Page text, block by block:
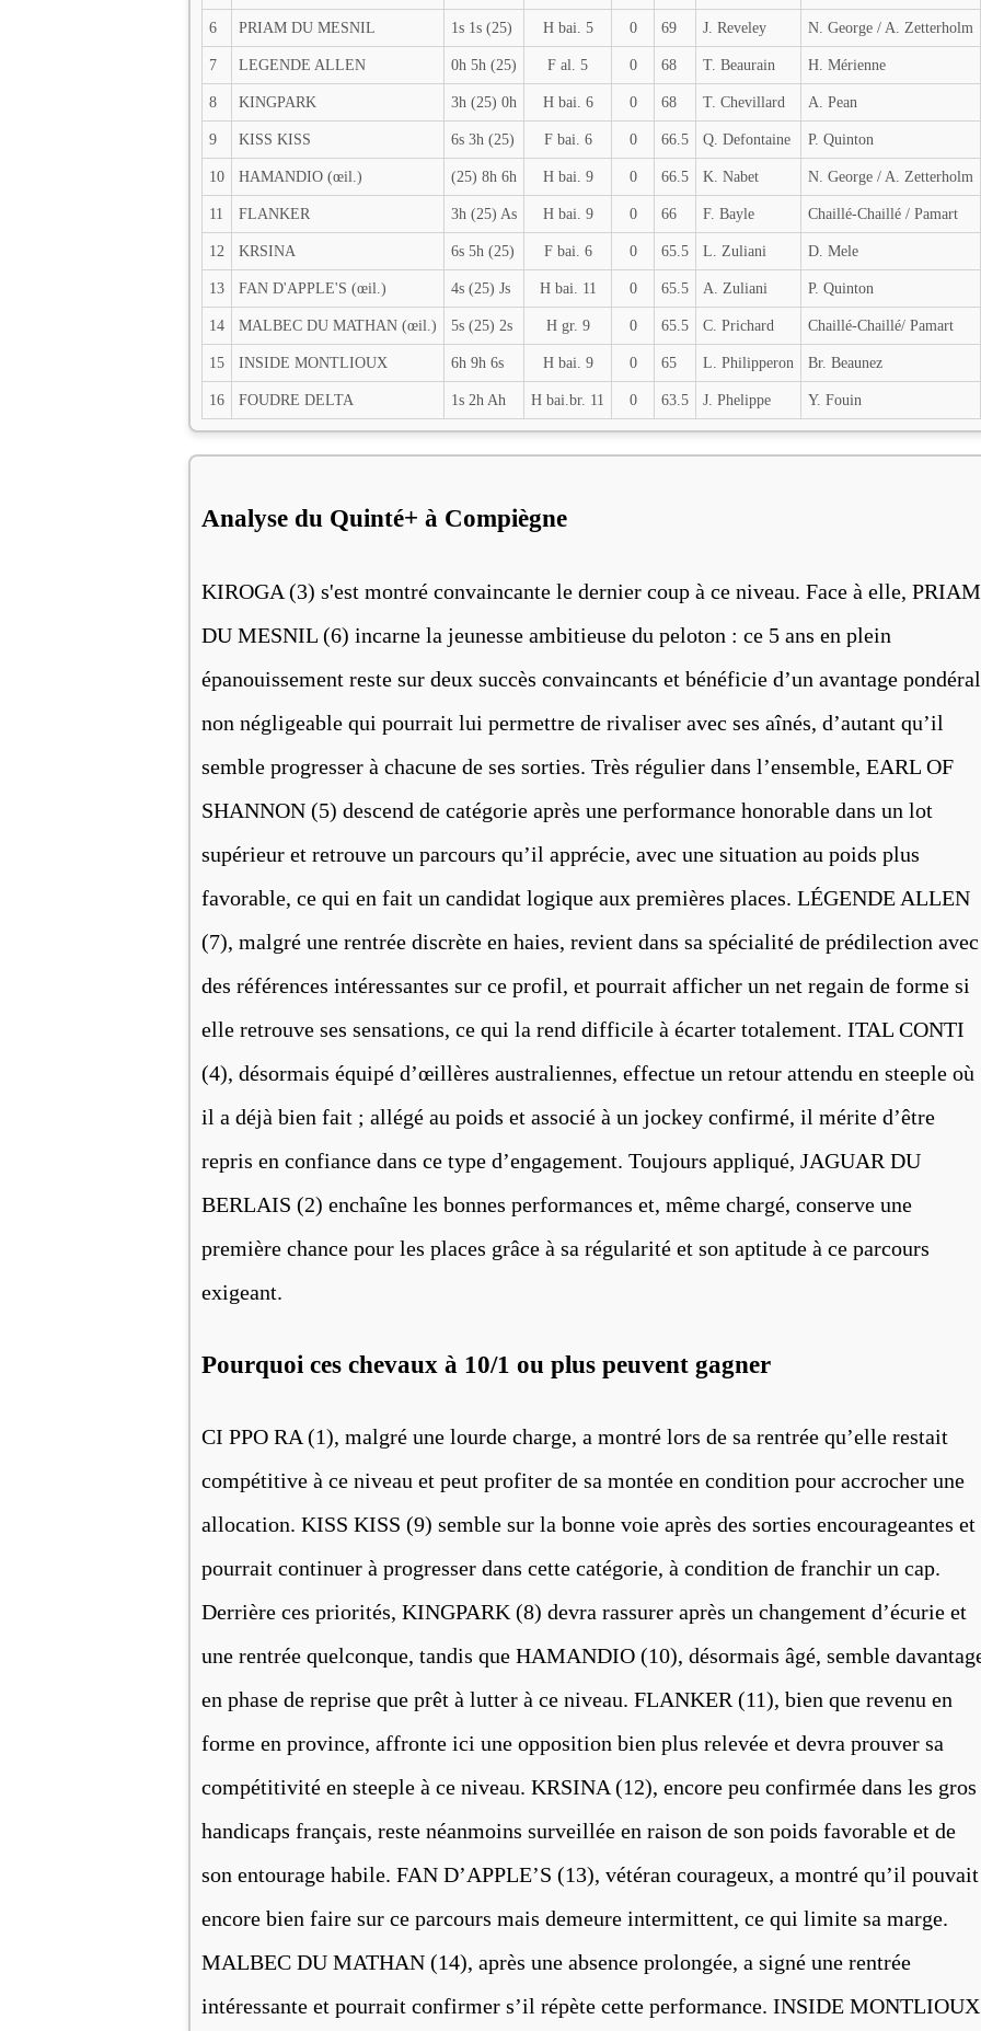
6 PRIAM DU MESNIL 1s 1s (25) H bai. 5 0 69 J. Reveley N. George / A. Zetterholm
7 LEGENDE ALLEN 0h 5h (25) F al. 5 0 68 T. Beaurain H. Mérienne
8 KINGPARK 3h (25) 0h H bai. 6 0 68 T. Chevillard A. Pean
9 KISS KISS 6s 3h (25) F bai. 6 0 66.5 Q. Defontaine P. Quinton
10 HAMANDIO (œil.) (25) 8h 6h H bai. 9 0 66.5 K. Nabet N. George / A. Zetterholm
11 FLANKER 3h (25) As H bai. 9 0 66 F. Bayle Chaillé-Chaillé / Pamart
12 KRSINA 6s 5h (25) F bai. 6 0 65.5 L. Zuliani D. Mele
13 FAN D'APPLE'S (œil.) 4s (25) Js H bai. 11 0 65.5 A. Zuliani P. Quinton
14 MALBEC DU MATHAN (œil.) 5s (25) 2s H gr. 9 0 65.5 C. Prichard Chaillé-Chaillé/ Pamart
15 INSIDE MONTLIOUX 6h 9h 6s H bai. 9 0 65 L. Philipperon Br. Beaunez
16 FOUDRE DELTA 1s 2h Ah H bai.br. 11 0 63.5 J. Phelippe Y. Fouin
Analyse du Quinté+ à Compiègne
KIROGA (3) s'est montré convaincante le dernier coup à ce niveau. Face à elle, PRIAM
DU MESNIL (6) incarne la jeunesse ambitieuse du peloton : ce 5 ans en plein
épanouissement reste sur deux succès convaincants et bénéficie d’un avantage pondéral
non négligeable qui pourrait lui permettre de rivaliser avec ses aînés, d’autant qu’il
semble progresser à chacune de ses sorties. Très régulier dans l’ensemble, EARL OF
SHANNON (5) descend de catégorie après une performance honorable dans un lot
supérieur et retrouve un parcours qu’il apprécie, avec une situation au poids plus
favorable, ce qui en fait un candidat logique aux premières places. LÉGENDE ALLEN
(7), malgré une rentrée discrète en haies, revient dans sa spécialité de prédilection avec
des références intéressantes sur ce profil, et pourrait afficher un net regain de forme si
elle retrouve ses sensations, ce qui la rend difficile à écarter totalement. ITAL CONTI
(4), désormais équipé d’œillères australiennes, effectue un retour attendu en steeple où
il a déjà bien fait ; allégé au poids et associé à un jockey confirmé, il mérite d’être
repris en confiance dans ce type d’engagement. Toujours appliqué, JAGUAR DU
BERLAIS (2) enchaîne les bonnes performances et, même chargé, conserve une
première chance pour les places grâce à sa régularité et son aptitude à ce parcours
exigeant.
Pourquoi ces chevaux à 10/1 ou plus peuvent gagner
CI PPO RA (1), malgré une lourde charge, a montré lors de sa rentrée qu’elle restait
compétitive à ce niveau et peut profiter de sa montée en condition pour accrocher une
allocation. KISS KISS (9) semble sur la bonne voie après des sorties encourageantes et
pourrait continuer à progresser dans cette catégorie, à condition de franchir un cap.
Derrière ces priorités, KINGPARK (8) devra rassurer après un changement d’écurie et
une rentrée quelconque, tandis que HAMANDIO (10), désormais âgé, semble
en phase de reprise que prêt à lutter à ce niveau. FLANKER (11), bien que revenu en
forme en province, affronte ici une opposition bien plus relevée et devra prouver sa
compétitivité en steeple à ce niveau. KRSINA (12), encore peu confirmée dans les gros
handicaps français, reste néanmoins surveillée en raison de son poids favorable et de
son entourage habile. FAN D’APPLE’S (13), vétéran courageux, a montré qu’il pouvait
encore bien faire sur ce parcours mais demeure intermittent, ce qui limite sa marge.
MALBEC DU MATHAN (14), après une absence prolongée, a signé une rentrée
intéressante et pourrait confirmer s’il répète cette performance. INSIDE MONTLIOUX